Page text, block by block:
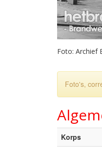
Foto: Archief
Foto's,
Korps